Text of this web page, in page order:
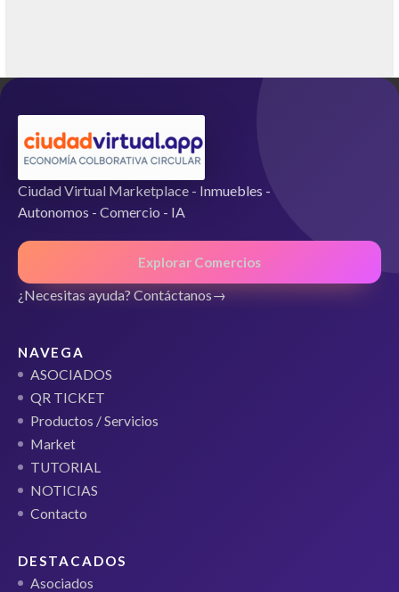
Ciudad Virtual Marketplace - Inmuebles -
Autonomos - Comercio - IA
Explorar Comercios
¿Necesitas ayuda? Contáctanos
NAVEGA
ASOCIADOS
QR TICKET
Productos / Servicios
Market
TUTORIAL
NOTICIAS
Contacto
DESTACADOS
Asociados